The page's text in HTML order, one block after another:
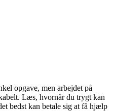
opgave, men arbejdet på
Læs, hvornår du trygt kan
bedst kan betale sig at få hjælp